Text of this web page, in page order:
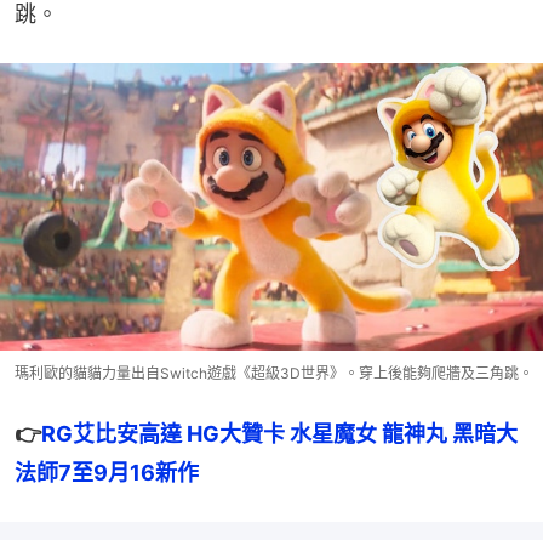
跳。
瑪利歐的貓貓力量出自Switch遊戲《超級3D世界》。穿上後能夠爬牆及三角跳。
👉RG艾比安高達 HG大贊卡 水星魔女 龍神丸 黑暗大
法師7至9月16新作